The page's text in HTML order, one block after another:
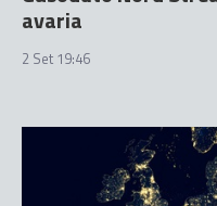
avaria
2 Set 19:46